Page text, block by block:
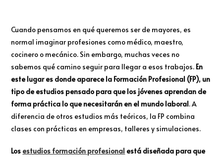
Cuando pensamos en qué queremos ser de mayores, es
normal imaginar profesiones como médico, maestro,
cocinero o mecánico. Sin embargo, muchas veces no
sabemos qué camino seguir para llegar a esos trabajos. En
este lugar es donde aparece la Formación Profesional (FP), un
tipo de estudios pensado para que los jóvenes aprendan de
forma práctica lo que necesitarán en el mundo laboral. A
diferencia de otros estudios más teóricos, la FP combina
clases con prácticas en empresas, talleres y simulaciones.
Los estudios formación profesional está diseñada para que